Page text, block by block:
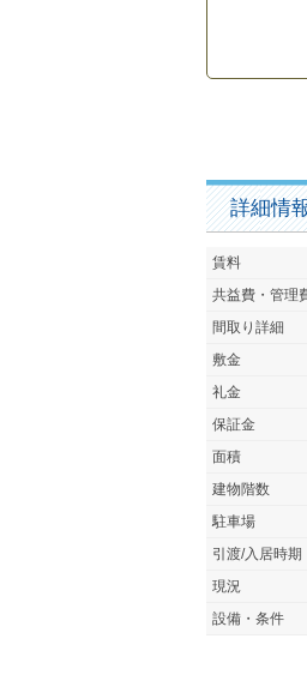
詳細情
賃料
共益費・管理
間取り詳細
敷金
礼金
保証金
面積
建物階数
駐車場
引渡/入居時期
現況
設備・条件